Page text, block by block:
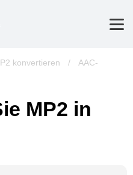
konvertieren /
AAC-
MP2 in